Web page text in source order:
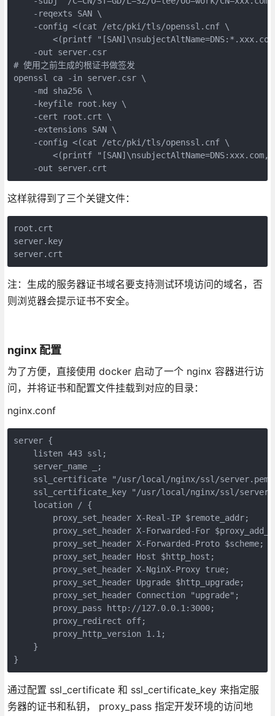
    -reqexts SAN \
    -config <(cat /etc/pki/tls/openssl.cnf \
<(printf
    -out server.csr
# 使用之前生成的根证书做签发
openssl ca -in server.csr \
    -md sha256 \
    -keyfile root.key \
    -cert root.crt \
    -extensions SAN \
    -config <(cat /etc/pki/tls/openssl.cnf \
<(printf
这样就得到了三个关键文件：
root.crt
server.key
注：生成的服务器证书域名要支持测试环境访问的域名，否
则浏览器会提示证书不安全。
nginx 配置
为了方便，直接使用 docker 启动了一个 nginx 容器进行访
问，并将证书和配置文件挂载到对应的目录：
nginx.conf
server {
    listen 443 ssl;
    server_name _;
ssl_certificate "/usr/local/nginx/ssl/
ssl_certificate_key "/usr/local/nginx/ssl/
    location / {
        proxy_set_header X-Real-IP $remote_addr;
proxy_set_header X-Forwarded-For
        proxy_set_header X-Forwarded-Proto $scheme;
        proxy_set_header Host $http_host;
        proxy_set_header X-NginX-Proxy true;
        proxy_set_header Upgrade $http_upgrade;
        proxy_set_header Connection "upgrade";
        proxy_pass http://127.0.0.1:3000;
        proxy_redirect off;
        proxy_http_version 1.1;
    }
通过配置 ssl_certificate 和 ssl_certificate_key 来指定服
务器的证书和私钥， proxy_pass 指定开发环境的访问地